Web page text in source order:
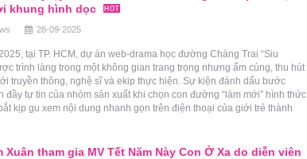
khung hình dọc
28-09-2025
tại TP. HCM, dự án web-drama học đường Chàng Trai “Siu
trình làng trong một không gian trang trọng nhưng ấm cúng, thu hút
truyền thông, nghệ sĩ và ekip thực hiện. Sự kiện đánh dấu bước
đầy tự tin của nhóm sản xuất khi chọn con đường “làm mới” hình thức
kịp gu xem nội dung nhanh gọn trên điện thoại của giới trẻ thành
Xuân tham gia MV Tết Năm Này Con Ở Xa do diễn viên